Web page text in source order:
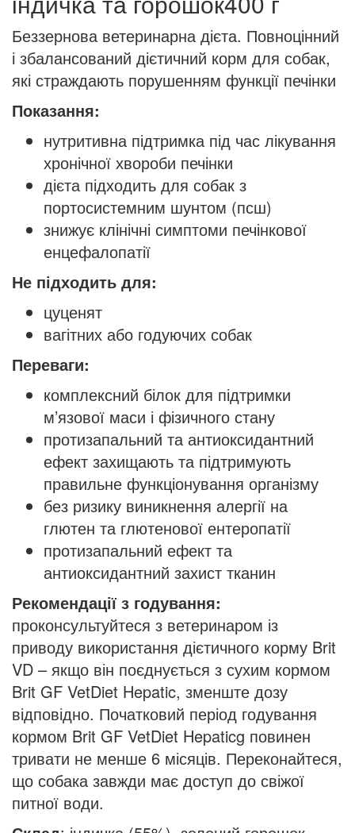
Беззернова ветеринарна дієта. Повноцінний
і збалансований дієтичний корм для собак,
які страждають порушенням функції печінки
Показання:
нутритивна підтримка під час лікування
хронічної хвороби печінки
дієта підходить для собак з
портосистемним шунтом (псш)
знижує клінічні симптоми печінкової
енцефалопатії
Не підходить для:
цуценят
вагітних або годуючих собак
Переваги:
комплексний білок для підтримки
м’язової маси і фізичного стану
протизапальний та антиоксидантний
ефект захищають та підтримують
правильне функціонування організму
без ризику виникнення алергії на
глютен та глютенової ентеропатії
протизапальний ефект та
антиоксидантний захист тканин
Рекомендації з годування:
проконсультуйтеся з ветеринаром із
приводу використання дієтичного корму Brit
VD – якщо він поєднується з сухим кормом
Brit GF VetDiet Hepatic, зменште дозу
відповідно. Початковий період годування
кормом Brit GF VetDiet Hepaticg повинен
тривати не менше 6 місяців. Переконайтеся,
що собака завжди має доступ до свіжої
питної води.